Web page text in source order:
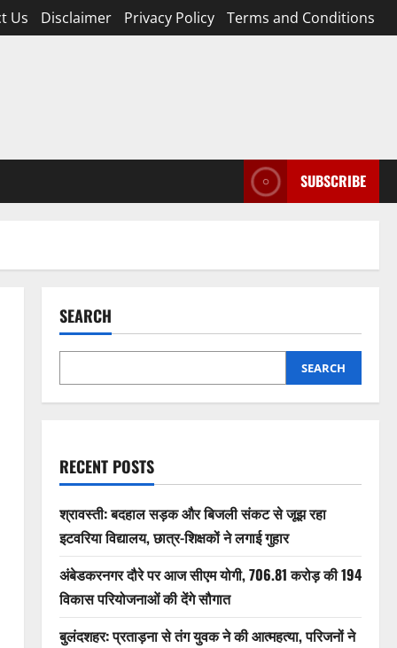
Us Disclaimer Privacy Policy Terms and Conditions
SUBSCRIBE
SEARCH
SEARCH
RECENT POSTS
श्रावस्ती: बदहाल सड़क और बिजली संकट से जूझ रहा
इटवरिया विद्यालय, छात्र-शिक्षकों ने लगाई गुहार
अंबेडकरनगर दौरे पर आज सीएम योगी, 706.81 करोड़ की 194
विकास परियोजनाओं की देंगे सौगात
बुलंदशहर: प्रताड़ना से तंग युवक ने की आत्महत्या, परिजनों ने